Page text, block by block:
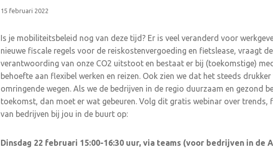
15 februari 2022
Is je mobiliteitsbeleid nog van deze tijd? Er is veel veranderd voor
nieuwe fiscale regels voor de reiskostenvergoeding en fietslease, vraagt
verantwoording van onze CO2 uitstoot en bestaat er bij (toekomstige)
behoefte aan flexibel werken en reizen. Ook zien we dat het steeds
omringende wegen. Als we de bedrijven in de regio duurzaam en gezond
toekomst, dan moet er wat gebeuren. Volg dit gratis webinar over trends,
van bedrijven bij jou in de buurt op:
Dinsdag 22 februari 15:00-16:30 uur, via teams (voor bedrijven in de